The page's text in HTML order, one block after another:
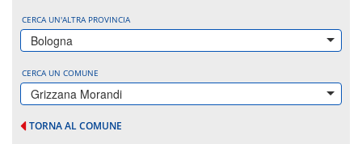
CERCA UN'ALTRA PROVINCIA
Bologna
CERCA UN COMUNE
Grizzana Morandi
TORNA AL COMUNE